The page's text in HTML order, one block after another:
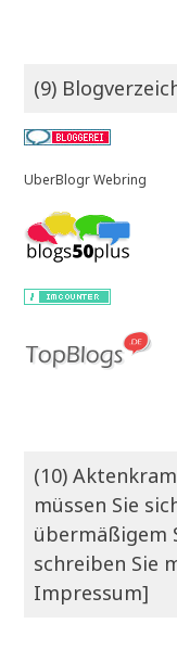
(9)
UberBlogr Webring
(10)
müssen Sie
übermäßigem
schreiben Sie
Impressum]